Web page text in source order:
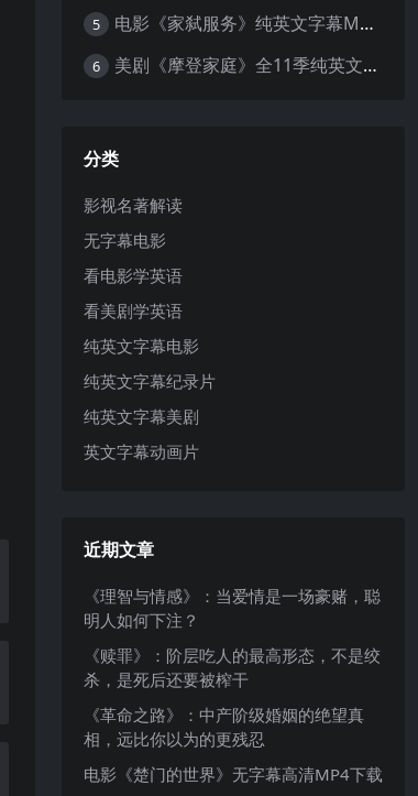
5 电影《家弑服务》纯英文字幕MP4下载
6 美剧《摩登家庭》全11季纯英文字幕高清MP4下载
分类
影视名著解读
无字幕电影
看电影学英语
看美剧学英语
纯英文字幕电影
纯英文字幕纪录片
纯英文字幕美剧
英文字幕动画片
近期文章
《理智与情感》：当爱情是一场豪赌，聪
明人如何下注？
《赎罪》：阶层吃人的最高形态，不是绞
杀，是死后还要被榨干
《革命之路》：中产阶级婚姻的绝望真
相，远比你以为的更残忍
电影《楚门的世界》无字幕高清MP4下载